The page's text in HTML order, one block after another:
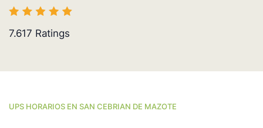
7.617 Ratings
UPS HORARIOS EN SAN CEBRIAN DE MAZOTE